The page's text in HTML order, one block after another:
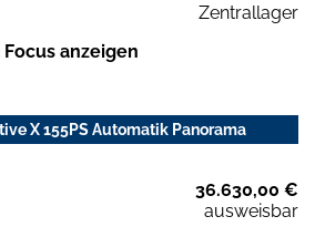
Zentrallager
anzeigen
X 155PS Automatik Panorama
36.630,00 €
ausweisbar